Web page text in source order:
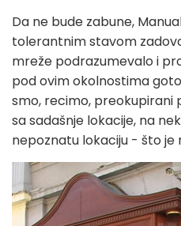
Da ne bude zabune,
tolerantnim stavom
mreže podrazumevalo i
pod ovim okolnostima
smo, recimo,
sa sadašnje lokacije, na
nepoznatu lokaciju - što je